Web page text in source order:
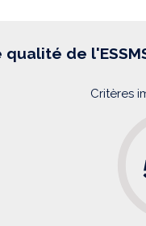
n
de
Critères